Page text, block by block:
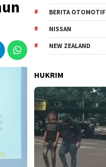
BERITA OTOMOTIF
NISSAN
NEW ZEALAND
HUKRIM